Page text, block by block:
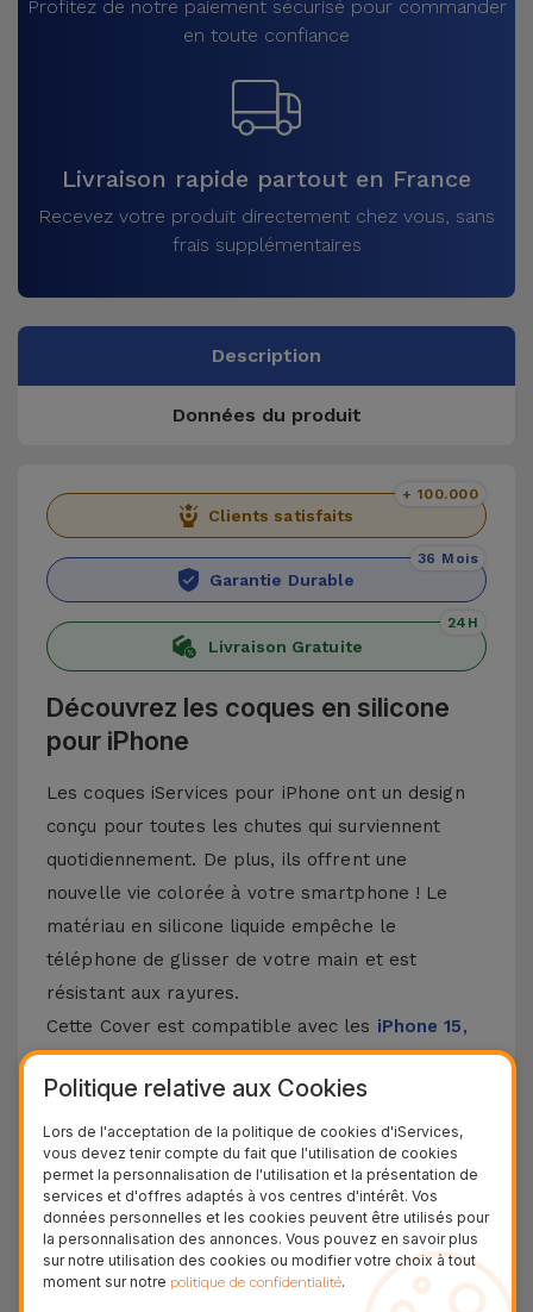
Profitez de notre paiement sécurisé pour commander
en toute confiance
Livraison rapide partout en France
Recevez votre produit directement chez vous, sans
frais supplémentaires
Description
Données du produit
Clients satisfaits
+ 100.000
Garantie Durable
36 Mois
Livraison Gratuite
24H
Découvrez les coques en silicone
pour iPhone
Les coques iServices pour iPhone ont un design
conçu pour toutes les chutes qui surviennent
quotidiennement. De plus, ils offrent une
nouvelle vie colorée à votre smartphone ! Le
matériau en silicone liquide empêche le
téléphone de glisser de votre main et est
résistant aux rayures.
Cette Cover est compatible avec les iPhone 15,
14, 13, 12, entre autres, ainsi qu'avec le modèle le
plus populaire d'Apple, l'iPhone 16et
Protection à 3 couches avec coques en
silicone
Nos coques en silicone pour iPhone ont une
construction robuste et de qualité, avec une
construction à trois couches, pour éviter au
Politique relative aux Cookies
Lors de l'acceptation de la politique de cookies d'iServices,
vous devez tenir compte du fait que l'utilisation de cookies
permet la personnalisation de l'utilisation et la présentation de
services et d'offres adaptés à vos centres d'intérêt. Vos
données personnelles et les cookies peuvent être utilisés pour
la personnalisation des annonces. Vous pouvez en savoir plus
sur notre utilisation des cookies ou modifier votre choix à tout
moment sur notre politique de confidentialité.